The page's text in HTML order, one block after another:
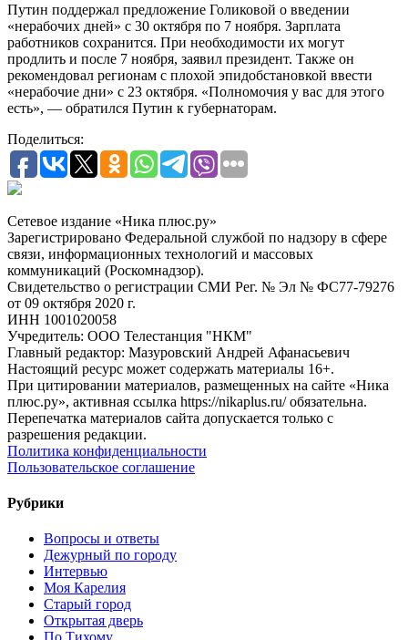
Путин поддержал предложение Голиковой о введении
«нерабочих дней» с 30 октября по 7 ноября. Зарплата
работников сохранится. При необходимости их могут
продлить и после 7 ноября, заявил президент. Также он
рекомендовал регионам с плохой эпидобстановкой ввести
«нерабочие дни» с 23 октября. «Полномочия у вас для этого
есть», — обратился Путин к губернаторам.
Поделиться:
Сетевое издание «Ника плюс.ру»
Зарегистрировано Федеральной службой по надзору в сфере
связи, информационных технологий и массовых
коммуникаций (Роскомнадзор).
Свидетельство о регистрации СМИ Рег. № Эл № ФС77-79276
от 09 октября 2020 г.
ИНН 1001020058
Учредитель: ООО Телестанция "НКМ"
Главный редактор: Мазуровский Андрей Афанасьевич
Настоящий ресурс может содержать материалы 16+.
При цитировании материалов, размещенных на сайте «Ника
плюс.ру», активная ссылка https://nikaplus.ru/ обязательна.
Перепечатка материалов сайта допускается только с
разрешения редакции.
Политика конфиденциальности
Пользовательское соглашение
Рубрики
Вопросы и ответы
Дежурный по городу
Интервью
Моя Карелия
Старый город
Открытая дверь